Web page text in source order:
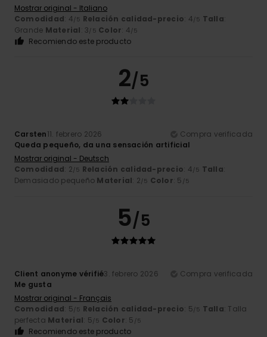
Mostrar original - Italiano
Comodidad: 4/5 Relación calidad-precio: 4/5 Talla:
Grande Material: 3/5 Color: 4/5
Recomiendo este producto
2/5
Carsten11. febrero 2026
Compra verificada
Queda pequeño, da una sensación artificial
Mostrar original - Deutsch
Comodidad: 2/5 Relación calidad-precio: 4/5 Talla:
Demasiado pequeño Material: 2/5 Color: 5 /5
5/5
Client anonyme vérifié3. febrero 2026
Compra verificada
Me gusta
Mostrar original - Français
Comodidad: 5/5 Relación calidad-precio: 5/5 Talla: Talla
perfecta Material: 5/5 Color: 5 /5
Recomiendo este producto